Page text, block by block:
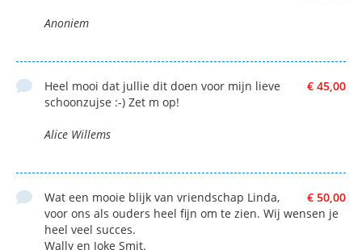
Anoniem
€ 45,00
Heel mooi dat jullie dit doen voor mijn lieve
schoonzujse :-) Zet m op!
Alice Willems
€ 50,00
Wat een mooie blijk van vriendschap Linda,
voor ons als ouders heel fijn om te zien. Wij wensen je
heel veel succes.
Wally en Joke Smit.